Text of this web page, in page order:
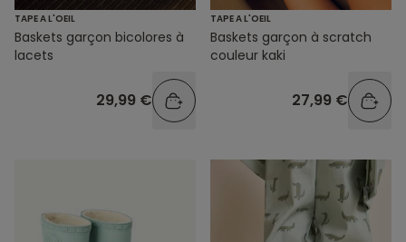
TAPE A L'OEIL
Baskets garçon bicolores à
lacets
29,99 €
TAPE A L'OEIL
Baskets garçon à scratch
couleur kaki
27,99 €